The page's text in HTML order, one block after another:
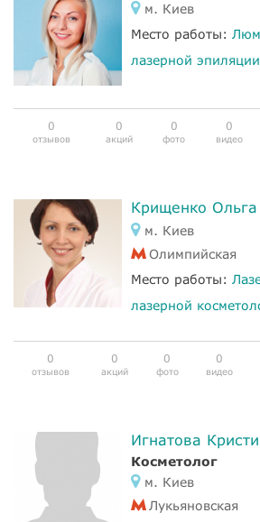
м. Киев
Место работы:
лазерной эпиляции
0
отзывов
0
акций
0
фото
0
видео
Крищенко Ольга
м. Киев
Олимпийская
Место работы:
лазерной
0
отзывов
0
акций
0
фото
0
видео
Игнатова
Косметолог
м. Киев
Лукьяновская